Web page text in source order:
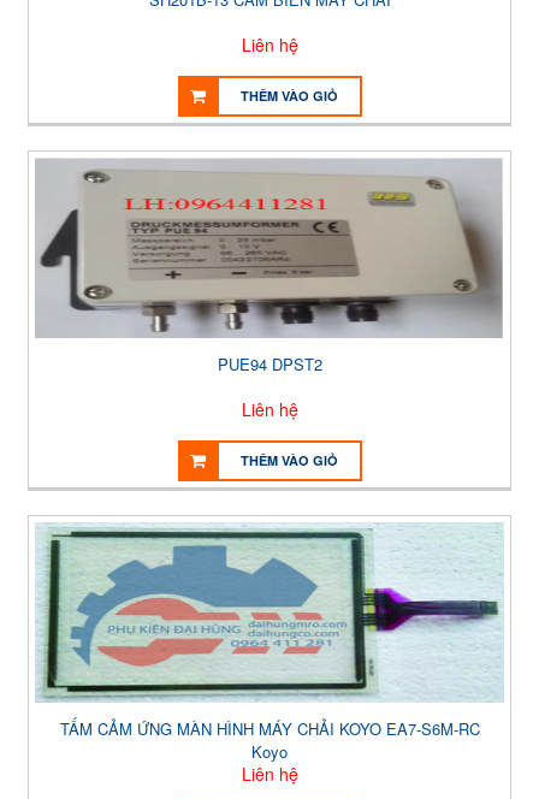
Liên hệ
THÊM VÀO GIỎ
PUE94 DPST2
Liên hệ
THÊM VÀO GIỎ
TẤM CẢM ỨNG MÀN HÌNH MÁY CHẢI KOYO EA7-S6M-RC
Koyo
Liên hệ